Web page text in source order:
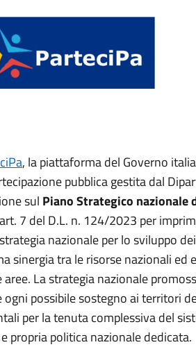
, la piattaforma del Governo
pubblica gestita dal
sul Piano Strategico nazionale
7 del D.L. n. 124/2023 per
nazionale per lo sviluppo
sinergia tra le risorse nazionali ed
La strategia nazionale
ogni possibile sostegno ai territori
per la tenuta complessiva del
propria politica nazionale dedicata.